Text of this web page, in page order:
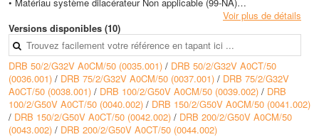
Caractéristiques techniques
• Hauteur max (HMT) : 18 m
• Débit max : 45 m3/h
Voir plus de détails
Versions disponibles (10)
DRB 50/2/G32V A0CM/50 (0035.001) / DRB 50/2/G32V A0CT/50
(0036.001) / DRB 75/2/G32V A0CM/50 (0037.001) / DRB 75/2/G32V
A0CT/50 (0038.001) / DRB 100/2/G50V A0CM/50 (0039.002) / DRB
100/2/G50V A0CT/50 (0040.002) / DRB 150/2/G50V A0CM/50 (0041.002)
/ DRB 150/2/G50V A0CT/50 (0042.002) / DRB 200/2/G50V A0CM/50
(0043.002) / DRB 200/2/G50V A0CT/50 (0044.002)